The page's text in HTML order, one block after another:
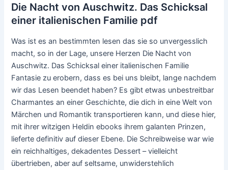
Die Nacht von Auschwitz. Das Schicksal
einer italienischen Familie pdf
Was ist es an bestimmten lesen das sie so unvergesslich
macht, so in der Lage, unsere Herzen Die Nacht von
Auschwitz. Das Schicksal einer italienischen Familie
Fantasie zu erobern, dass es bei uns bleibt, lange nachdem
wir das Lesen beendet haben? Es gibt etwas unbestreitbar
Charmantes an einer Geschichte, die dich in eine Welt von
Märchen und Romantik transportieren kann, und diese hier,
mit ihrer witzigen Heldin ebooks ihrem galanten Prinzen,
lieferte definitiv auf dieser Ebene. Die Schreibweise war wie
ein reichhaltiges, dekadentes Dessert – vielleicht
übertrieben, aber auf seltsame, unwiderstehlich